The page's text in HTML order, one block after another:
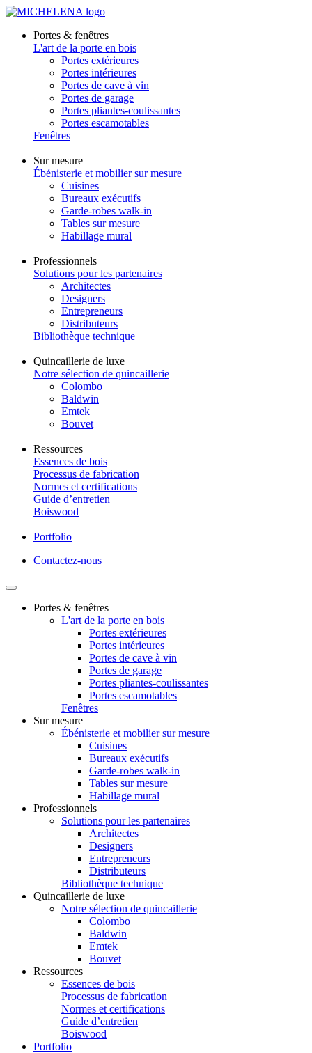
Portes & fenêtres
L'art de la porte en bois
Portes extérieures
Portes intérieures
Portes de cave à vin
Portes de garage
Portes pliantes-coulissantes
Portes escamotables
Fenêtres
Sur mesure
Ébénisterie et mobilier sur mesure
Cuisines
Bureaux exécutifs
Garde-robes walk-in
Tables sur mesure
Habillage mural
Professionnels
Solutions pour les partenaires
Architectes
Designers
Entrepreneurs
Distributeurs
Bibliothèque technique
Quincaillerie de luxe
Notre sélection de quincaillerie
Colombo
Baldwin
Emtek
Bouvet
Ressources
Essences de bois
Processus de fabrication
Normes et certifications
Guide d’entretien
Boiswood
Portfolio
Contactez-nous
Portes & fenêtres
L'art de la porte en bois
Portes extérieures
Portes intérieures
Portes de cave à vin
Portes de garage
Portes pliantes-coulissantes
Portes escamotables
Fenêtres
Sur mesure
Ébénisterie et mobilier sur mesure
Cuisines
Bureaux exécutifs
Garde-robes walk-in
Tables sur mesure
Habillage mural
Professionnels
Solutions pour les partenaires
Architectes
Designers
Entrepreneurs
Distributeurs
Bibliothèque technique
Quincaillerie de luxe
Notre sélection de quincaillerie
Colombo
Baldwin
Emtek
Bouvet
Ressources
Essences de bois
Processus de fabrication
Normes et certifications
Guide d’entretien
Boiswood
Portfolio